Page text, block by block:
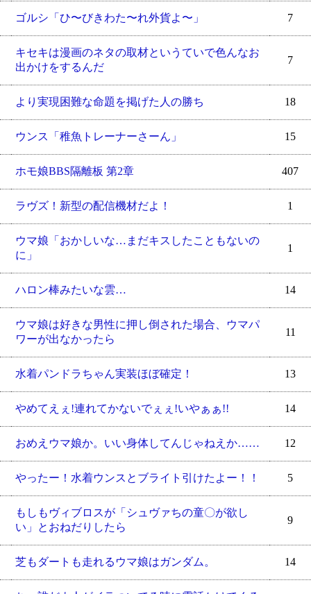
ゴルシ「ひ〜びきわた〜れ外貨よ〜」 7
キセキは漫画のネタの取材というていで色んなお
出かけをするんだ
7
より実現困難な命題を掲げた人の勝ち 18
ウンス「稚魚トレーナーさーん」 15
ホモ娘BBS隔離板 第2章 407
ラヴズ！新型の配信機材だよ！ 1
ウマ娘「おかしいな…まだキスしたこともないの
に」
1
ハロン棒みたいな雲… 14
ウマ娘は好きな男性に押し倒された場合、ウマパ
ワーが出なかったら
11
水着パンドラちゃん実装ほぼ確定！ 13
やめてえぇ!連れてかないでぇぇ!いやぁぁ!! 14
おめえウマ娘か。いい身体してんじゃねえか…… 12
やったー！水着ウンスとブライト引けたよー！！ 5
もしもヴィブロスが「シュヴァちの童〇が欲し
い」とおねだりしたら
9
芝もダートも走れるウマ娘はガンダム。 14